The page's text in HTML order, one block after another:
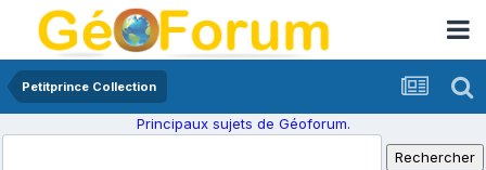
Petitprince Collection
Principaux sujets de Géoforum.